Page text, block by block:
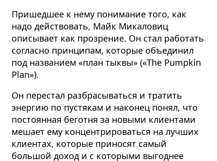
Пришедшее к нему понимание того, как
надо действовать, Майк Микаловиц
описывает как прозрение. Он стал работать
согласно принципам, которые объединил
под названием «план тыквы» («The Pumpkin
Plan»).
Он перестал разбрасываться и тратить
энергию по пустякам и наконец понял, что
постоянная беготня за новыми клиентами
мешает ему концентрироваться на лучших
клиентах, которые приносят самый
большой доход и с которыми выгоднее